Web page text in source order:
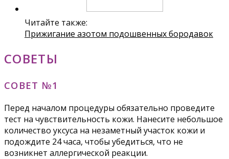
Читайте также:
Прижигание азотом подошвенных бородавок
СОВЕТЫ
СОВЕТ №1
Перед началом процедуры обязательно проведите
тест на чувствительность кожи. Нанесите небольшое
количество уксуса на незаметный участок кожи и
подождите 24 часа, чтобы убедиться, что не
возникнет аллергической реакции.